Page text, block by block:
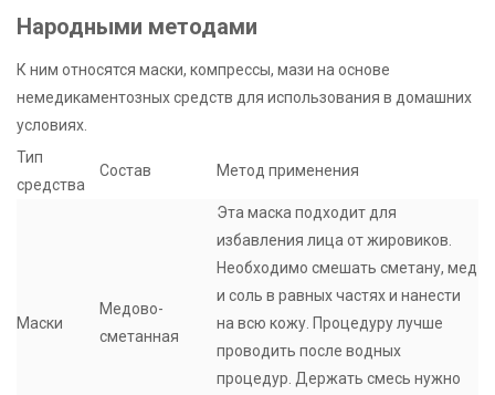
Народными методами
К ним относятся маски, компрессы, мази на основе
немедикаментозных средств для использования в домашних
условиях.
Тип
средства
Состав Метод применения
Маски
Медово-
сметанная
Эта маска подходит для
избавления лица от жировиков.
Необходимо смешать сметану, мед
и соль в равных частях и нанести
на всю кожу. Процедуру лучше
проводить после водных
процедур. Держать смесь нужно